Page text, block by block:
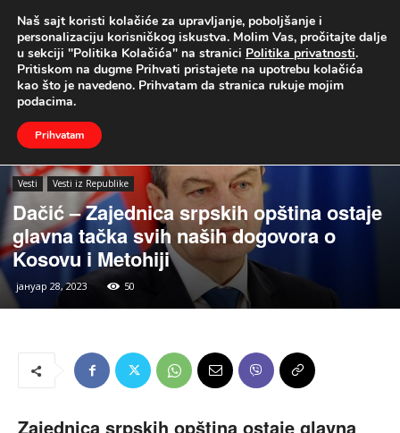
UŽIVO
Naslovna Vesti Vesti iz Republike
Vesti Vesti iz Republike
Dačić – Zajednica srpskih opština ostaje
glavna tačka svih naših dogovora o
Kosovu i Metohiji
јануар 28, 2023 50
Zajednica srpskih opština ostaje glavna
Naš sajt koristi kolačiće za upravljanje, poboljšanje i
personalizaciju korisničkog iskustva. Molim Vas, pročitajte dalje
u sekciji "Politika Kolačića" na stranici Politika privatnosti.
Pritiskom na dugme Prihvati pristajete na upotrebu kolačića
kao što je navedeno. Prihvatam da stranica rukuje mojim
podacima.
Prihvatam